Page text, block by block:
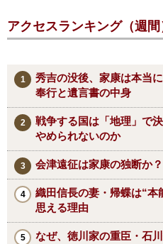
アクセスランキング（週間
秀吉の没後、家康は本当
奉行と遺言書の中身
戦争する国は「地理」で
やめられないのか
会津遠征は家康の独断か
織田信長の妻・帰蝶は“本
思える理由
なぜ、徳川家の重臣・石